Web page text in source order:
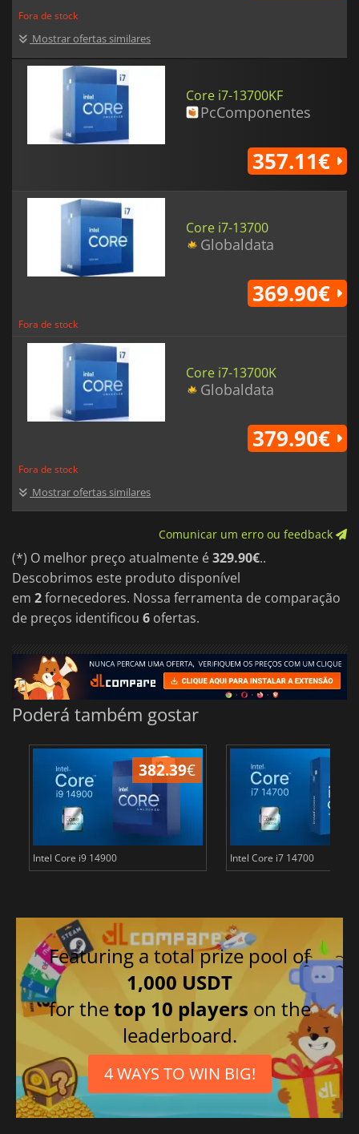
Fora de stock
Mostrar ofertas similares
Core i7-13700KF
PcComponentes
357.11€
Core i7-13700
Globaldata
Fora de stock
369.90€
Core i7-13700K
Globaldata
Fora de stock
Mostrar ofertas similares
379.90€
Comunicar um erro ou feedback
(*) O melhor preço atualmente é329.90€..
Descobrimos este produto disponível
em 2fornecedores. Nossa ferramenta de comparação
de preços identificou 6 ofertas.
Poderá também gostar
382.39€
Intel Core i9 14900 Intel Core i7 14700
Featuring a total prize pool of
1,000 USDT
for thetop 10 players on the
leaderboard.
4 WAYS TO WIN BIG!